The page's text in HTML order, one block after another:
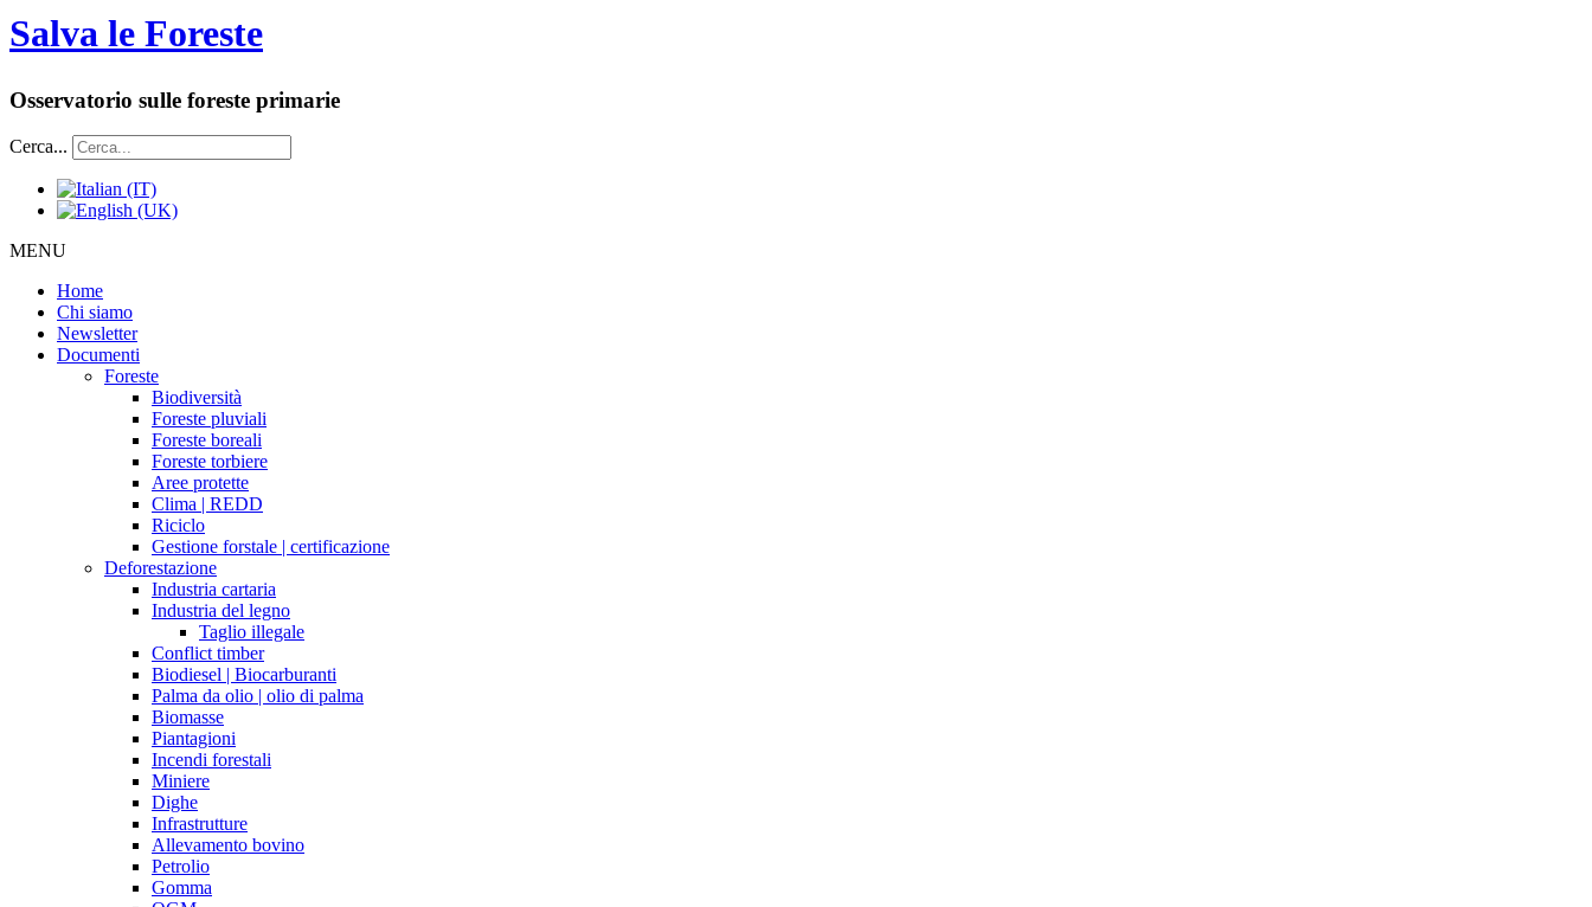
Salva le Foreste
Osservatorio sulle foreste primarie
Cerca...
MENU
Home
Chi siamo
Newsletter
Documenti
Foreste
Biodiversità
Foreste pluviali
Foreste boreali
Foreste torbiere
Aree protette
Clima | REDD
Riciclo
Gestione forstale | certificazione
Deforestazione
Industria cartaria
Industria del legno
Taglio illegale
Conflict timber
Biodiesel | Biocarburanti
Palma da olio | olio di palma
Biomasse
Piantagioni
Incendi forestali
Miniere
Dighe
Infrastrutture
Allevamento bovino
Petrolio
Gomma